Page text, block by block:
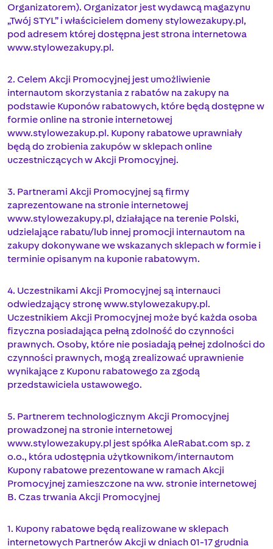
Organizatorem). Organizator jest wydawcą magazynu
„Twój STYL” i właścicielem domeny stylowezakupy.pl,
pod adresem której dostępna jest strona internetowa
www.stylowezakupy.pl.
2. Celem Akcji Promocyjnej jest umożliwienie
internautom skorzystania z rabatów na zakupy na
podstawie Kuponów rabatowych, które będą dostępne w
formie online na stronie internetowej
www.stylowezakup.pl. Kupony rabatowe uprawniały
będą do zrobienia zakupów w sklepach online
uczestniczących w Akcji Promocyjnej.
3. Partnerami Akcji Promocyjnej są firmy
zaprezentowane na stronie internetowej
www.stylowezakupy.pl, działające na terenie Polski,
udzielające rabatu/lub innej promocji internautom na
zakupy dokonywane we wskazanych sklepach w formie i
terminie opisanym na kuponie rabatowym.
4. Uczestnikami Akcji Promocyjnej są internauci
odwiedzający stronę www.stylowezakupy.pl.
Uczestnikiem Akcji Promocyjnej może być każda osoba
fizyczna posiadająca pełną zdolność do czynności
prawnych. Osoby, które nie posiadają pełnej zdolności do
czynności prawnych, mogą zrealizować uprawnienie
wynikające z Kuponu rabatowego za zgodą
przedstawiciela ustawowego.
5. Partnerem technologicznym Akcji Promocyjnej
prowadzonej na stronie internetowej
www.stylowezakupy.pl jest spółka AleRabat.com sp. z
o.o., która udostępnia użytkownikom/internautom
Kupony rabatowe prezentowane w ramach Akcji
Promocyjnej zamieszczone na ww. stronie internetowej
B. Czas trwania Akcji Promocyjnej
1. Kupony rabatowe będą realizowane w sklepach
internetowych Partnerów Akcji w dniach 01-17 grudnia